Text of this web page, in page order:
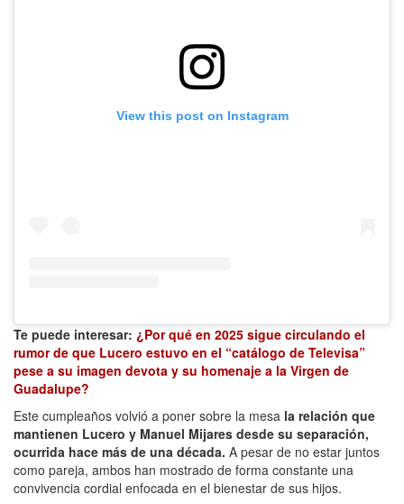
View this post on Instagram
Te puede interesar: ¿Por qué en 2025 sigue circulando el
rumor de que Lucero estuvo en el “catálogo de Televisa”
pese a su imagen devota y su homenaje a la Virgen de
Guadalupe?
Este cumpleaños volvió a poner sobre la mesa la relación que
mantienen Lucero y Manuel Mijares desde su separación,
ocurrida hace más de una década. A pesar de no estar juntos
como pareja, ambos han mostrado de forma constante una
convivencia cordial enfocada en el bienestar de sus hijos.